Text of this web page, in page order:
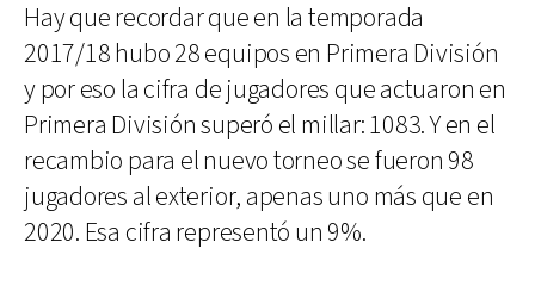
Hay que recordar que en la temporada
2017/18 hubo 28 equipos en Primera División
y por eso la cifra de jugadores que actuaron en
Primera División superó el millar: 1083. Y en el
recambio para el nuevo torneo se fueron 98
jugadores al exterior, apenas uno más que en
2020. Esa cifra representó un 9%.